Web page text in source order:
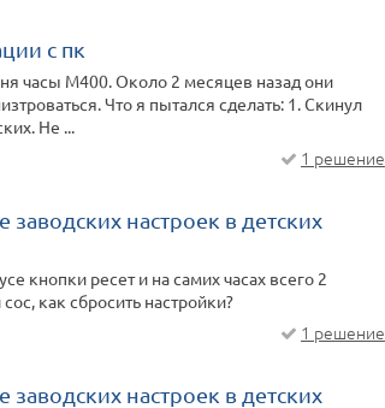
с пк
часы М400. Около 2 месяцев назад они
Что я пытался сделать: 1. Скинул
Не ...
1 решение
заводских настроек в детских
кнопки ресет и на самих часах всего 2
как сбросить настройки?
1 решение
заводских настроек в детских